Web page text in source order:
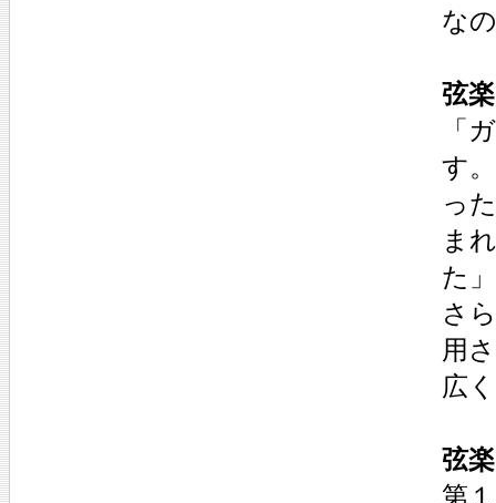
な
弦
「
す
っ
ま
た
さ
用
広
弦
第